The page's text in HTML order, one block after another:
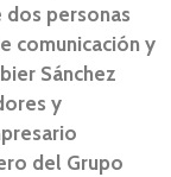
personas
comunicación y
Sánchez
y
del Grupo